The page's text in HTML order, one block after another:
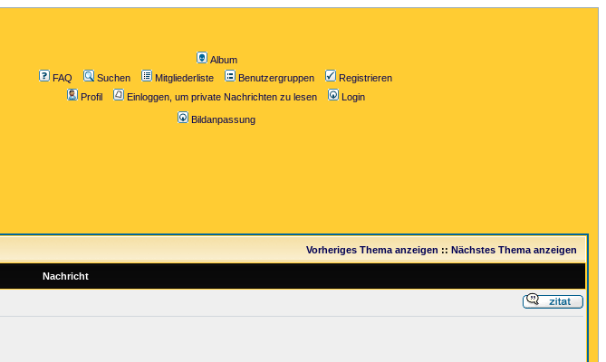
Album
FAQ
Suchen Mitgliederliste Benutzergruppen
Registrieren
Profil
Einloggen, um private Nachrichten zu lesen Login
Bildanpassung
Vorheriges Thema anzeigen :: Nächstes Thema anzeigen
Nachricht